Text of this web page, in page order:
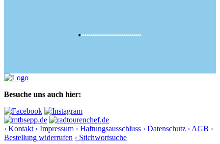
Besuche uns auch hier:
› Kontakt › Impressum › Haftungsausschluss › Datenschutz › AGB ›
Bestellung widerrufen › Stichwortsuche